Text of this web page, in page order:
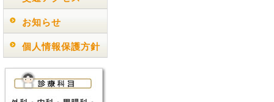
お知らせ
個人情報保護方針